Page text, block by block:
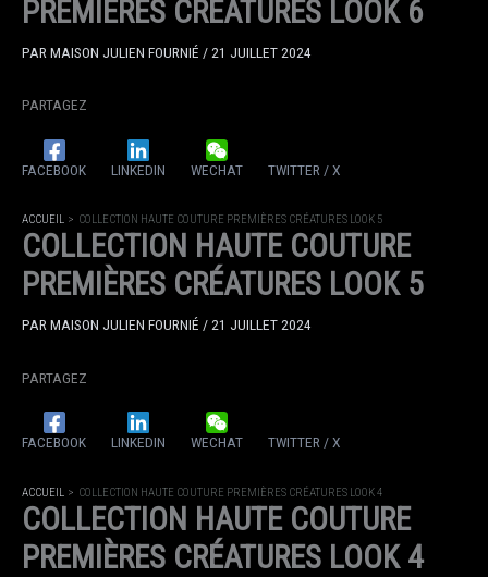
PREMIÈRES CRÉATURES LOOK 6
PAR MAISON JULIEN FOURNIÉ /21 JUILLET 2024
PARTAGEZ
FACEBOOK LINKEDIN WECHAT TWITTER / X
ACCUEIL COLLECTION HAUTE COUTURE PREMIÈRES CRÉATURES LOOK 5
COLLECTION HAUTE COUTURE
PREMIÈRES CRÉATURES LOOK 5
PARMAISON JULIEN FOURNIÉ /21 JUILLET 2024
PARTAGEZ
FACEBOOK LINKEDIN WECHAT TWITTER / X
ACCUEIL COLLECTION HAUTE COUTURE PREMIÈRES CRÉATURES LOOK 4
COLLECTION HAUTE COUTURE
PREMIÈRES CRÉATURES LOOK 4